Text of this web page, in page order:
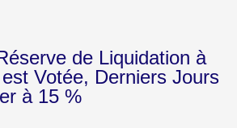
de Liquidation à
Votée, Derniers Jours
à 15 %